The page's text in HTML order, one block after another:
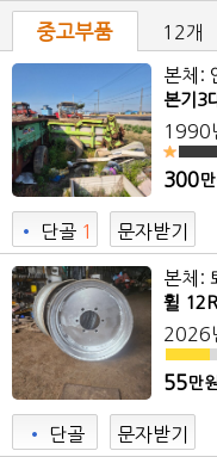
중고부품 12개
본체:
본기3
1990
300
• 단골 1
3
문자받기
본체:
휠 12R
2026
55만원
• 단골 문자받기